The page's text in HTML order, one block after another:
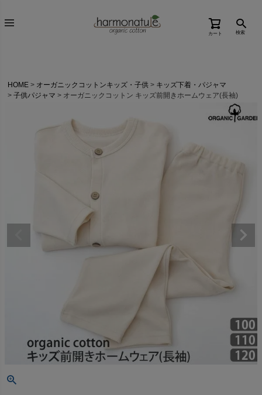
カート 検索
HOME オーガニックコットンキッズ・子供
キッズ下着・パジャマ
子供パジャマ
オーガニックコットン キッズ前開きホームウェア(長袖)